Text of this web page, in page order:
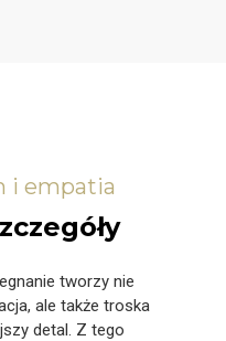
i empatia
tworzy nie
ale także troska
detal. Z tego